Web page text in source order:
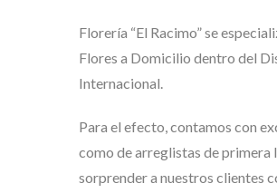
Florería “El Racimo” se
Flores a Domicilio dentro del
Internacional.
Para el efecto, contamos con
como de arreglistas de primera
sorprender a nuestros clientes